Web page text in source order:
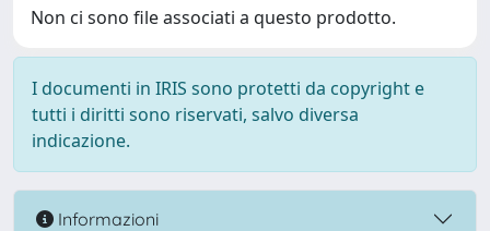
Non ci sono file associati a questo prodotto.
I documenti in IRIS sono protetti da copyright e
tutti i diritti sono riservati, salvo diversa
indicazione.
Informazioni